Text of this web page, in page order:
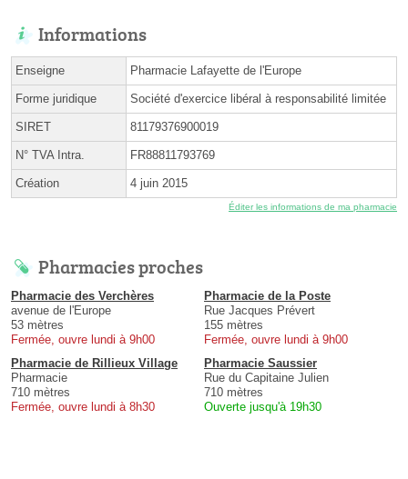
Informations
Enseigne Pharmacie Lafayette de l'Europe
Forme juridique Société d'exercice libéral à responsabilité limitée
SIRET 81179376900019
N° TVA Intra. FR88811793769
Création 4 juin 2015
Éditer les informations de ma pharmacie
Pharmacies proches
Pharmacie des Verchères
avenue de l'Europe
53 mètres
Fermée, ouvre lundi à 9h00
Pharmacie de la Poste
Rue Jacques Prévert
155 mètres
Fermée, ouvre lundi à 9h00
Pharmacie de Rillieux Village
Pharmacie
710 mètres
Fermée, ouvre lundi à 8h30
Pharmacie Saussier
Rue du Capitaine Julien
710 mètres
Ouverte jusqu'à 19h30